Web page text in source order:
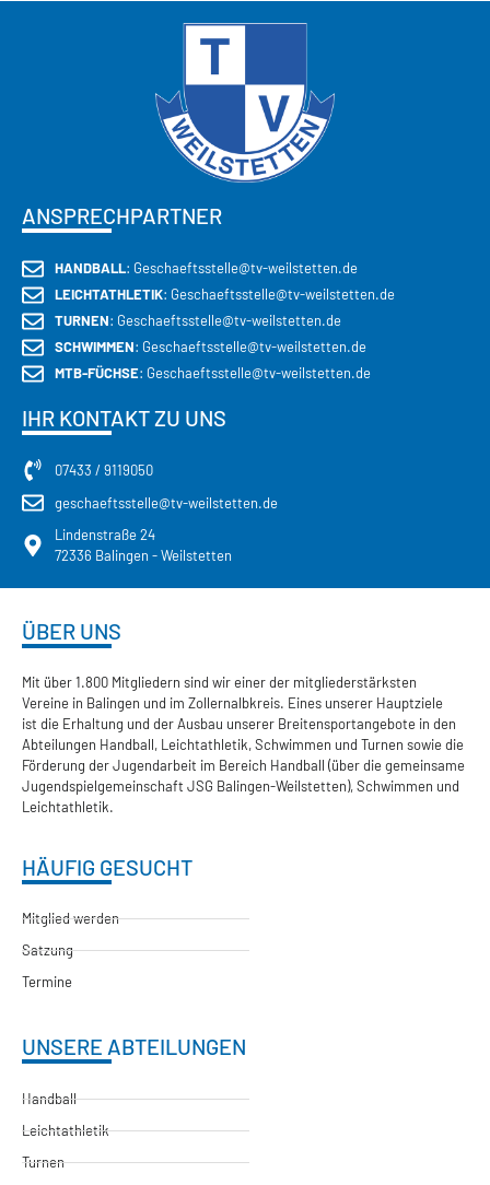
ANSPRECHPARTNER
HANDBALL: Geschaeftsstelle@tv-weilstetten.de
LEICHTATHLETIK: Geschaeftsstelle@tv-weilstetten.de
TURNEN: Geschaeftsstelle@tv-weilstetten.de
SCHWIMMEN: Geschaeftsstelle@tv-weilstetten.de
MTB-FÜCHSE: Geschaeftsstelle@tv-weilstetten.de
IHR KONTAKT ZU UNS
07433 / 9119050
geschaeftsstelle@tv-weilstetten.de
Lindenstraße 24
72336 Balingen - Weilstetten
ÜBER UNS
Mit über 1.800 Mitgliedern sind wir einer der mitgliederstärksten
Vereine in Balingen und im Zollernalbkreis. Eines unserer Hauptziele
ist die Erhaltung und der Ausbau unserer Breitensportangebote in den
Abteilungen Handball, Leichtathletik, Schwimmen und Turnen sowie die
Förderung der Jugendarbeit im Bereich Handball (über die gemeinsame
Jugendspielgemeinschaft JSG Balingen-Weilstetten), Schwimmen und
Leichtathletik.
HÄUFIG GESUCHT
Mitglied werden
Satzung
Termine
UNSERE ABTEILUNGEN
Handball
Leichtathletik
Turnen